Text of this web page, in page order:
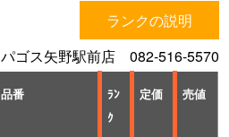
ランクの説明
パゴス矢野駅前店 082-516-5570
品番
ﾗﾝ
ｸ
定価 売値